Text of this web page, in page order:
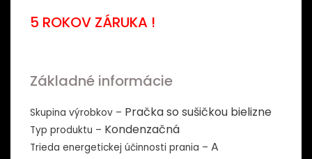
5 ROKOV ZÁRUKA !
Základné informácie
Skupina výrobkov – Pračka so sušičkou bielizne
Typ produktu – Kondenzačná
Trieda energetickej účinnosti prania – A